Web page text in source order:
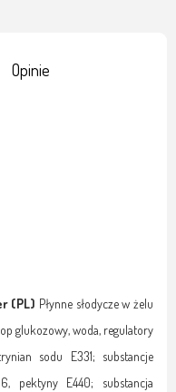
Opinie
(PL) Płynne słodycze w żelu
glukozowy, woda, regulatory
sodu E331; substancje
pektyny E440; substancja